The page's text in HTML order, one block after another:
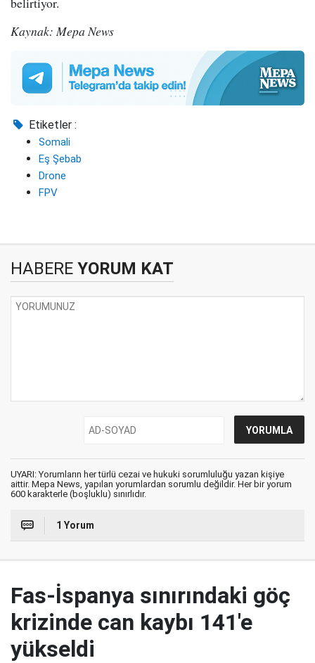
Kaynak: Mepa News
Etiketler :
Somali
Eş Şebab
Drone
FPV
HABERE YORUM KAT
UYARI: Yorumların her türlü cezai ve hukuki sorumluluğu yazan kişiye
aittir. Mepa News, yapılan yorumlardan sorumlu değildir. Her bir yorum
600 karakterle (boşluklu) sınırlıdır.
1 Yorum
Fas-İspanya sınırındaki göç
krizinde can kaybı 141'e
yükseldi